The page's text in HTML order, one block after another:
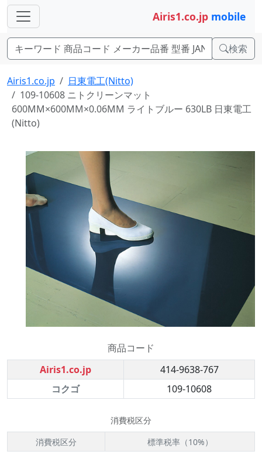
Airis1.co.jp mobile
検索
Airis1.co.jp
日東電工(Nitto)
109-10608 ニトクリーンマット
600MM×600MM×0.06MM ライトブルー 630LB 日東電工
(Nitto)
商品コード
Airis1.co.jp
414-9638-767
コクゴ
109-10608
消費税区分
消費税区分
標準税率（10%）